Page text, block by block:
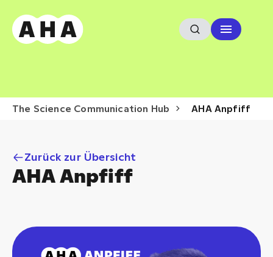
The Science Communication Hub AHA Anpfiff
Zurück zur Übersicht
AHA Anpfiff